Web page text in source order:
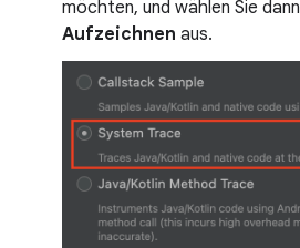
möchten, und wählen Sie dann
Aufzeichnen aus.